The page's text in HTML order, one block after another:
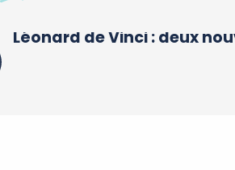
Léonard de Vinci : deux